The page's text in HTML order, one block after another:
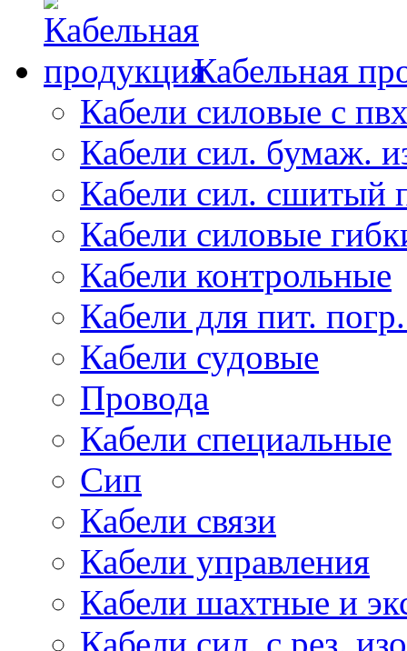
Кабельная
Кабели силовые с
Кабели сил. бумаж.
Кабели сил. сшитый
Кабели силовые
Кабели контрольные
Кабели для пит.
Кабели судовые
Провода
Кабели специальные
Сип
Кабели связи
Кабели управления
Кабели шахтные и